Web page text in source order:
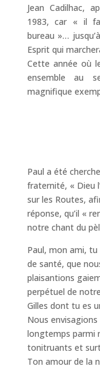
Jean Cadilhac,
1983, car « il
bureau »…
Esprit qui
Cette année où
ensemble au
magnifique
Paul a été
fraternité, « Dieu
sur les Routes,
réponse, qu’il «
notre chant du
Paul, mon ami,
de santé, que
plaisantions
perpétuel de
Gilles dont tu es
Nous
longtemps parmi
tonitruants et
Ton amour de la